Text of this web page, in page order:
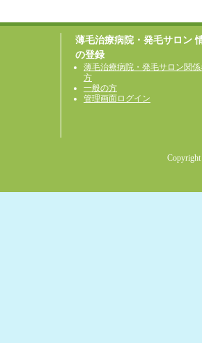
薄毛治療病院・発毛サロン
の登録
薄毛治療病院・発毛サロン関
方
一般の方
管理画面ログイン
Copyright